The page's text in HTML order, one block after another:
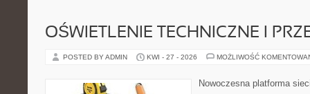
OŚWIETLENIE TECHNICZNE I
POSTED BY ADMIN KWI - 27 - 2026 MOŻLIWOŚĆ
Nowoczesna platforma